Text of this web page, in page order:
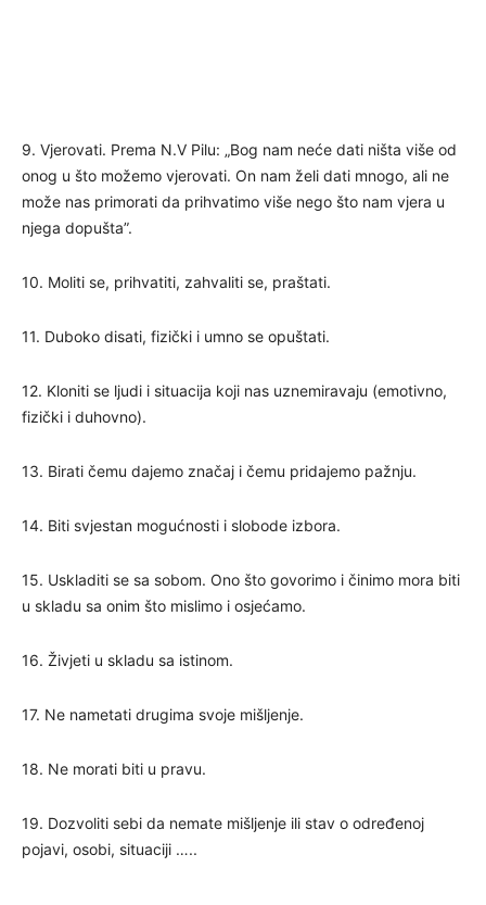
9. Vjerovati. Prema N.V Pilu: „Bog nam neće dati ništa više od
onog u što možemo vjerovati. On nam želi dati mnogo, ali ne
može nas primorati da prihvatimo više nego što nam vjera u
njega dopušta”.
10. Moliti se, prihvatiti, zahvaliti se, praštati.
11. Duboko disati, fizički i umno se opuštati.
12. Kloniti se ljudi i situacija koji nas uznemiravaju (emotivno,
fizički i duhovno).
13. Birati čemu dajemo značaj i čemu pridajemo pažnju.
14. Biti svjestan mogućnosti i slobode izbora.
15. Uskladiti se sa sobom. Ono što govorimo i činimo mora biti
u skladu sa onim što mislimo i osjećamo.
16. Živjeti u skladu sa istinom.
17. Ne nametati drugima svoje mišljenje.
18. Ne morati biti u pravu.
19. Dozvoliti sebi da nemate mišljenje ili stav o određenoj
pojavi, osobi, situaciji …..